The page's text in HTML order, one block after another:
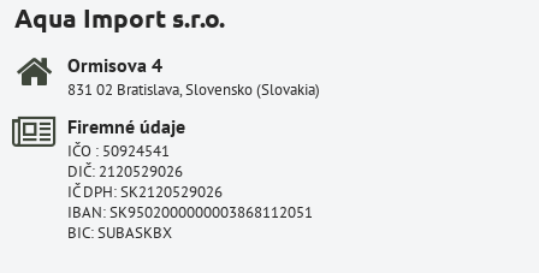
Aqua Import s.r.o.
Ormisova 4
831 02 Bratislava, Slovensko (Slovakia)
Firemné údaje
IČO : 50924541
DIČ: 2120529026
IČ DPH: SK2120529026
IBAN: SK9502000000003868112051
BIC: SUBASKBX